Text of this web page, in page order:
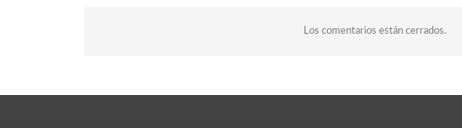
Los comentarios están cerrados.